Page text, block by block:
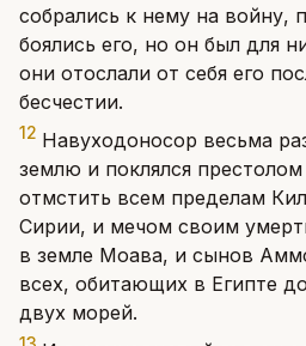
собрались к нему на войну,
боялись его, но он был для
они отослали от себя его
бесчестии.
12 Навуходоносор весьма
землю и поклялся
отмстить всем пределам
Сирии, и мечом своим
в земле Моава, и сынов
всех, обитающих в Египте
двух морей.